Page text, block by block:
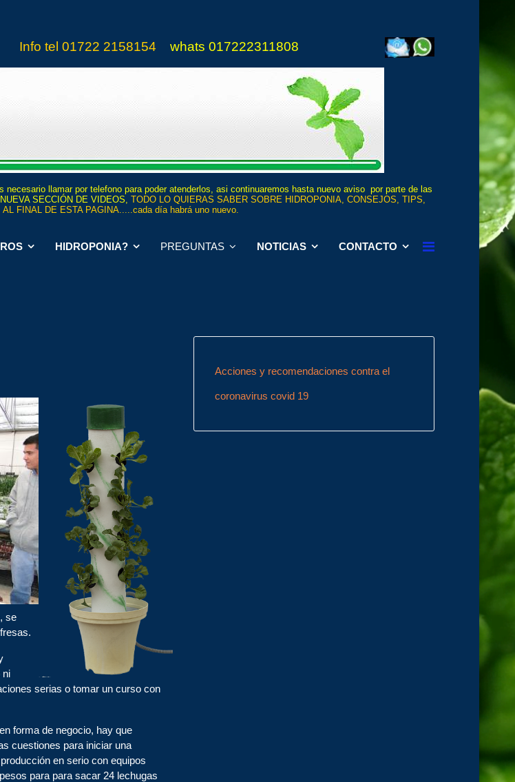
Info tel 01722 2158154 whats 017222311808
llamar por telefono para poder atenderlos, asi continuaremos hasta nuevo aviso por parte de las
SECCIÓN DE VIDEOS, TODO LO QUIERAS SABER SOBRE HIDROPONIA, CONSEJOS, TIPS,
FINAL DE ESTA PAGINA.....cada día habrá uno nuevo.
HIDROPONIA? PREGUNTAS NOTICIAS CONTACTO
se
ni
serias o tomar un curso con
forma de negocio, hay que
cuestiones para iniciar una
en serio con equipos
para para sacar 24 lechugas
Acciones y recomendaciones contra el
coronavirus covid 19